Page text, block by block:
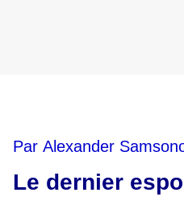
Par Alexander
Le dernier